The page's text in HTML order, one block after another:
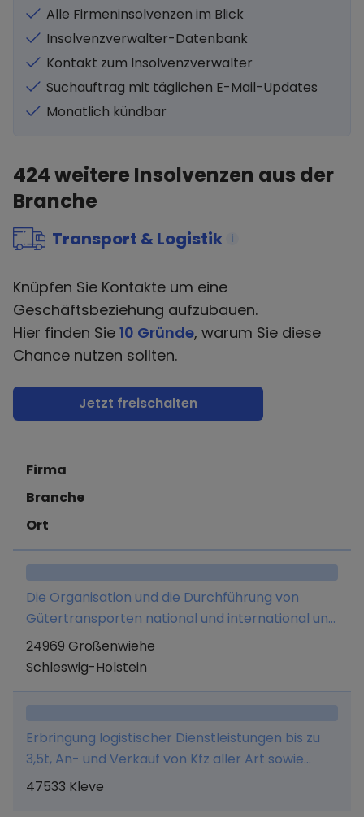
Alle Firmeninsolvenzen im Blick
Insolvenzverwalter-Datenbank
Kontakt zum Insolvenzverwalter
Suchauftrag mit täglichen E-Mail-Updates
Monatlich kündbar
424weitere Insolvenzen aus der
Branche
Transport & Logistik i
Knüpfen Sie Kontakte um eine
Geschäftsbeziehung aufzubauen.
Hier finden Sie 10 Gründe, warum Sie diese
Chance nutzen sollten.
Jetzt freischalten
Firma
Branche
Ort
Die Organisation und die Durchführung von
Gütertransporten national und international und
Logistik.
24969 Großenwiehe
Schleswig-Holstein
Erbringung logistischer Dienstleistungen bis zu
3,5t, An- und Verkauf von Kfz aller Art sowie
Import und Export freier Güter und aller damit
47533 Kleve